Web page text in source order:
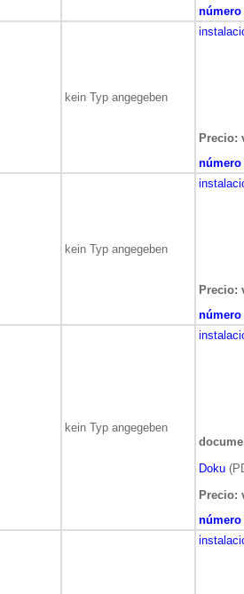
número
kein Typ angegeben
Precio:
número
kein Typ angegeben
Precio:
número
kein Typ angegeben
Doku
Precio:
número